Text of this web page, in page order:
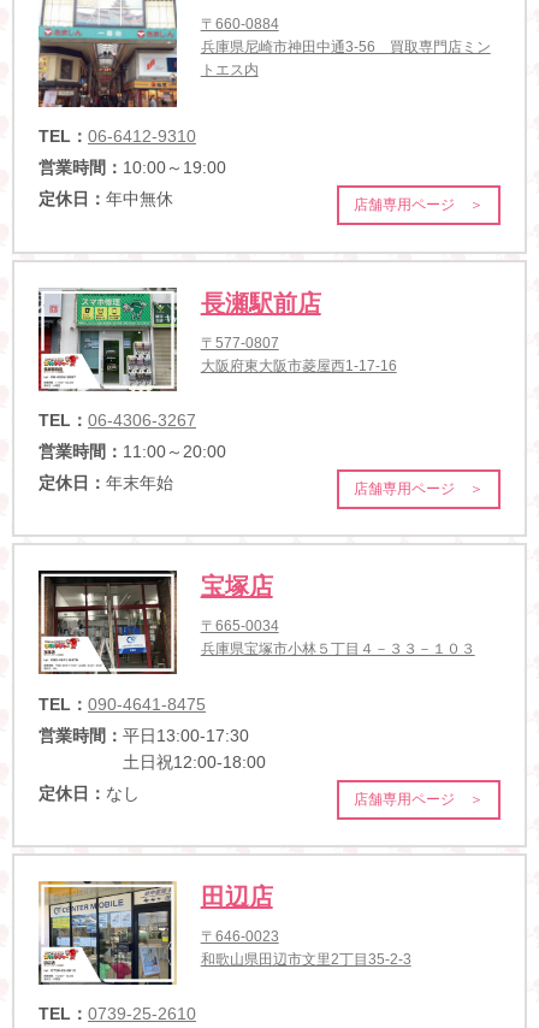
〒660-0884
兵庫県尼崎市神田中通3-56 買取専門店ミン
トエス内
TEL： 06-6412-9310
営業時間： 10:00～19:00
定休日： 年中無休 店舗専用ページ ＞
長瀬駅前店
〒577-0807
大阪府東大阪市菱屋西1-17-16
TEL： 06-4306-3267
営業時間： 11:00～20:00
定休日： 年末年始 店舗専用ページ ＞
宝塚店
〒665-0034
兵庫県宝塚市小林５丁目４－３３－１０３
TEL： 090-4641-8475
営業時間： 平日13:00-17:30
土日祝12:00-18:00
定休日： なし 店舗専用ページ ＞
田辺店
〒646-0023
和歌山県田辺市文里2丁目35-2-3
TEL： 0739-25-2610